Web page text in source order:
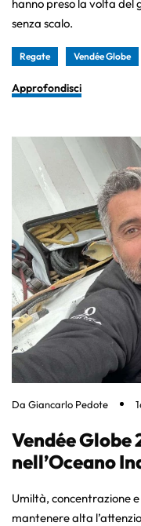
hanno preso la volta del
senza scalo.
Regate Vendée Globe
Approfondisci
Da Giancarlo Pedote
Vendée
nell’Oceano
Umiltà, concentrazione
mantenere alta